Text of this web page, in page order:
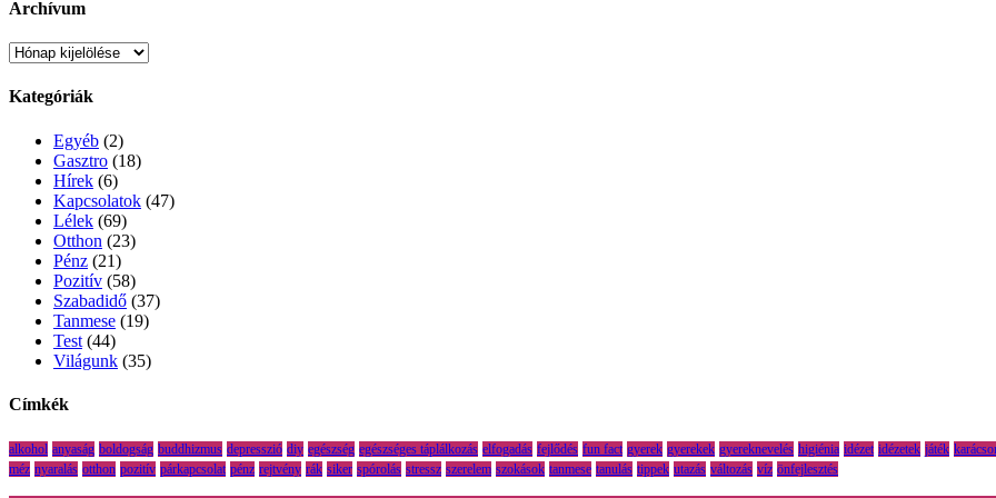
Archívum
Archívum
Kategóriák
Egyéb (2)
Gasztro (18)
Hírek (6)
Kapcsolatok (47)
Lélek (69)
Otthon (23)
Pénz (21)
Pozitív (58)
Szabadidő (37)
Tanmese (19)
Test (44)
Világunk (35)
Címkék
alkohol anyaság boldogság buddhizmus depresszió diy egészség egészséges táplálkozás elfogadás fejlődés fun fact gyerek gyerekek gyereknevelés higiénia idézet idézetek játék
méz nyaralás otthon pozitív párkapcsolat pénz rejtvény rák siker spórolás stressz szerelem szokások tanmese tanulás tippek utazás változás víz önfejlesztés